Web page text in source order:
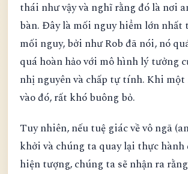
thái như vậy và nghĩ rằng đó là nơi
bàn. Đây là mối nguy hiểm lớn nhất
mối nguy, bởi như Rob đã nói, nó
quá hoàn hảo với mô hình lý tưởng
nhị nguyên và chấp tự tính. Khi
vào đó, rất khó buông bỏ.
Tuy nhiên, nếu tuệ giác về vô ngã
khởi và chúng ta quay lại thực hành
hiện tượng, chúng ta sẽ nhận ra